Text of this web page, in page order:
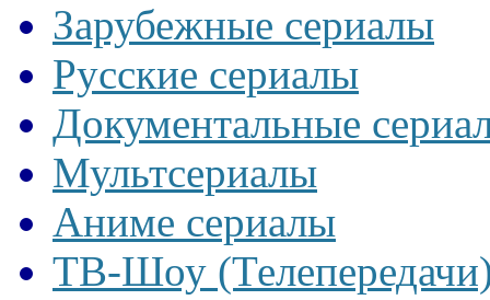
Зарубежные сериалы
Русские сериалы
Документальные
Мультсериалы
Аниме сериалы
ТВ-Шоу